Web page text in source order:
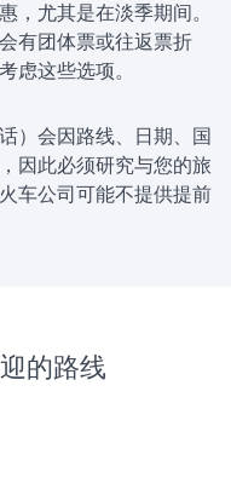
，尤其是在淡季期间。
有团体票或往返票折
虑这些选项。
）会因路线、日期、国
因此必须研究与您的旅
车公司可能不提供提前
的路线